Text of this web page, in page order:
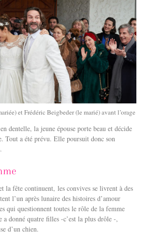
et Frédéric Beigbeder (le marié) avant l’orage
dentelle, la jeune épouse porte beau et décide
Tout a été prévu. Elle poursuit donc son
la fête continuent, les convives se livrent à des
l’un après lunaire des histoires d’amour
qui questionnent toutes le rôle de la femme
a donné quatre filles -c’est la plus drôle -,
d’un chien.